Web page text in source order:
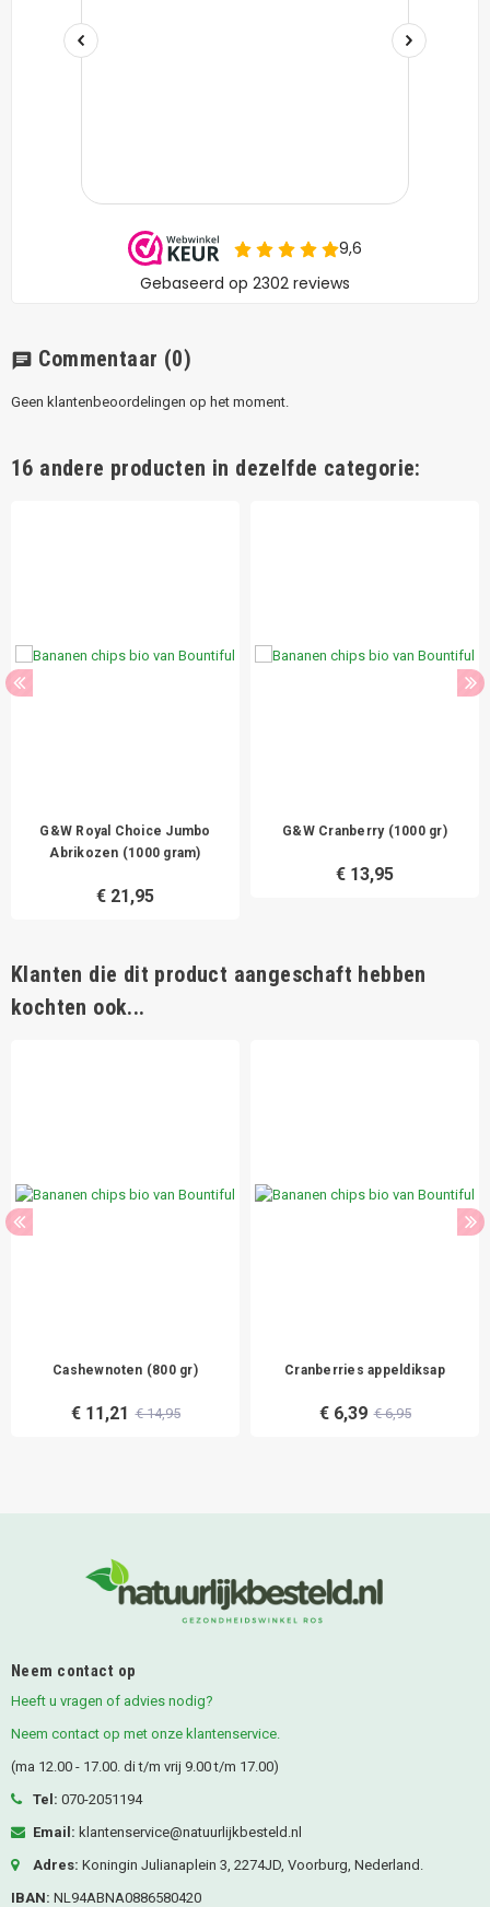
chat Commentaar (0)
Geen klantenbeoordelingen op het moment.
16 andere producten in dezelfde categorie:
G&W Royal Choice Jumbo
Abrikozen (1000 gram)
€ 21,95
G&W Cranberry (1000 gr)
€ 13,95
Klanten die dit product aangeschaft hebben
kochten ook...
Cashewnoten (800 gr)
€ 11,21 € 14,95
Cranberries appeldiksap
€ 6,39 € 6,95
Neem contact op
Heeft u vragen of advies nodig?
Neem contact op met onze klantenservice.
(ma 12.00 - 17.00. di t/m vrij 9.00 t/m 17.00)
Tel: 070-2051194
Email: klantenservice@natuurlijkbesteld.nl
Adres: Koningin Julianaplein 3, 2274JD, Voorburg, Nederland.
IBAN: NL94ABNA0886580420